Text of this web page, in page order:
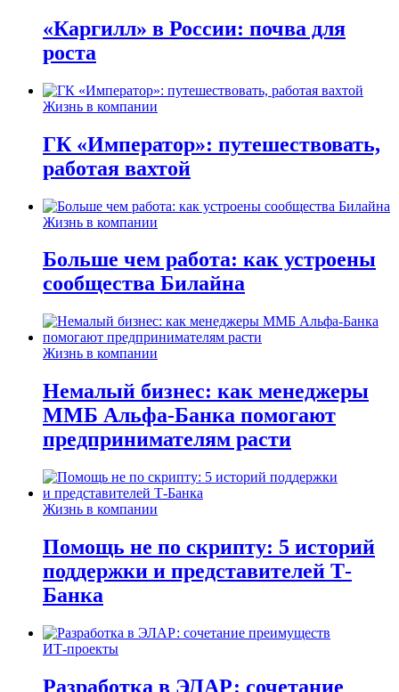
«Каргилл» в России: почва для
роста
Жизнь в компании
ГК «Император»: путешествовать,
работая вахтой
Жизнь в компании
Больше чем работа: как устроены
сообщества Билайна
Жизнь в компании
Немалый бизнес: как менеджеры
ММБ Альфа-Банка помогают
предпринимателям расти
Жизнь в компании
Помощь не по скрипту: 5 историй
поддержки и представителей Т-
Банка
ИТ-проекты
Разработка в ЭЛАР: сочетание